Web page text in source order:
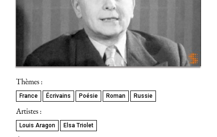
Thèmes :
France Écrivains Poésie Roman Russie
Artistes :
Louis Aragon Elsa Triolet